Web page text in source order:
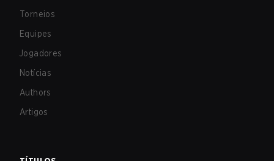
Torneios
Equipes
Jogadores
Notícias
Authors
Artigos